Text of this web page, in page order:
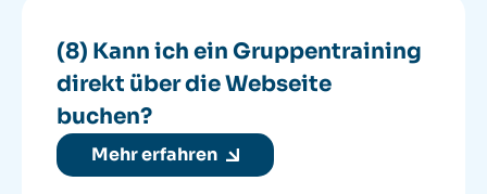
(8) Kann ich ein Gruppentraining
direkt über die Webseite
buchen?
Mehr erfahren